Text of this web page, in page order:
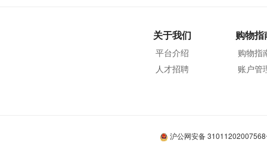
关于我们
平台介绍
人才招聘
购物指
购物指
账户管
沪公网安备 31011202007568